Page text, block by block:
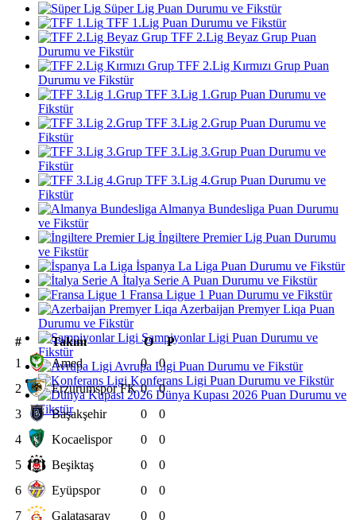
Süper Lig Puan Durumu ve Fikstür
TFF 1.Lig Puan Durumu ve Fikstür
TFF 2.Lig Beyaz Grup Puan
Durumu ve Fikstür
TFF 2.Lig Kırmızı Grup Puan
Durumu ve Fikstür
TFF 3.Lig 1.Grup Puan Durumu ve
Fikstür
TFF 3.Lig 2.Grup Puan Durumu ve
Fikstür
TFF 3.Lig 3.Grup Puan Durumu ve
Fikstür
TFF 3.Lig 4.Grup Puan Durumu ve
Fikstür
Almanya Bundesliga Puan Durumu
ve Fikstür
İngiltere Premier Lig Puan Durumu
ve Fikstür
İspanya La Liga Puan Durumu ve Fikstür
İtalya Serie A Puan Durumu ve Fikstür
Fransa Ligue 1 Puan Durumu ve Fikstür
Azerbaijan Premyer Liqa Puan
Durumu ve Fikstür
Şampiyonlar Ligi Puan Durumu ve
Fikstür
Avrupa Ligi Puan Durumu ve Fikstür
Konferans Ligi Puan Durumu ve Fikstür
Dünya Kupası 2026 Puan Durumu ve
Fikstür
# Takım O
P
1
Amed 0
0
2
Erzurumspor FK 0
0
3
Başakşehir 0
0
4
Kocaelispor 0
0
5
Beşiktaş 0
0
6
Eyüpspor 0
0
7
Galatasaray 0
0